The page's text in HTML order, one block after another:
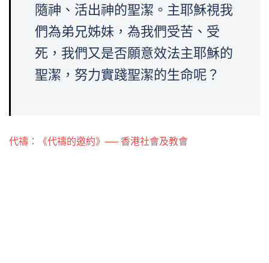
隨神、活出神的聖潔。主耶穌視我
們為弟兄姊妹，為我們受苦、受
死，我們又是否願意效法主耶穌的
聖潔，努力實踐聖潔的生命呢？
代禱：《代禱的邀約》── 香港社會及教會